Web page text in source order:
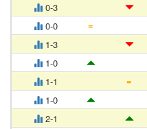
0-3
0-0
=
1-3
1-0
1-1
=
1-0
2-1